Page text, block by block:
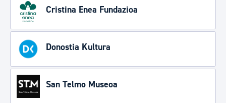
Cristina Enea Fundazioa
Donostia Kultura
San Telmo Museoa